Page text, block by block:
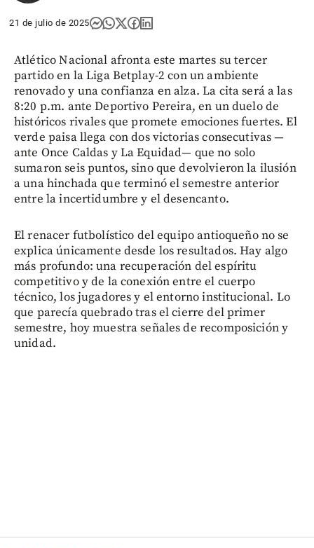
21 de julio de 2025
Atlético Nacional afronta este martes su tercer
partido en la Liga Betplay-2 con un ambiente
renovado y una confianza en alza. La cita será a las
8:20 p.m. ante Deportivo Pereira, en un duelo de
históricos rivales que promete emociones fuertes. El
verde paisa llega con dos victorias consecutivas —
ante Once Caldas y La Equidad— que no solo
sumaron seis puntos, sino que devolvieron la ilusión
a una hinchada que terminó el semestre anterior
entre la incertidumbre y el desencanto.
El renacer futbolístico del equipo antioqueño no se
explica únicamente desde los resultados. Hay algo
más profundo: una recuperación del espíritu
competitivo y de la conexión entre el cuerpo
técnico, los jugadores y el entorno institucional. Lo
que parecía quebrado tras el cierre del primer
semestre, hoy muestra señales de recomposición y
unidad.